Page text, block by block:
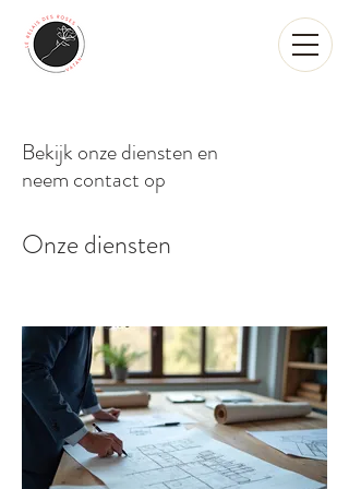
Bekijk onze diensten en
neem contact op
Onze diensten